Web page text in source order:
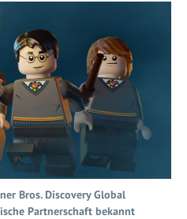
Bros. Discovery Global
Partnerschaft bekannt